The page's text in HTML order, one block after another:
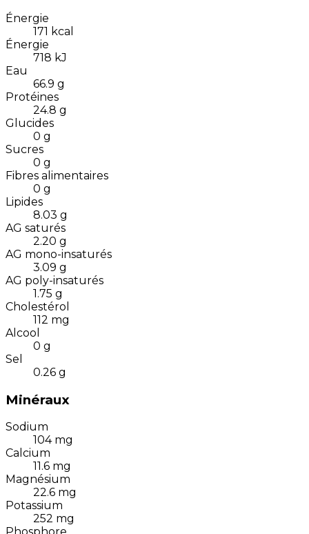
Énergie
171 kcal
Énergie
718 kJ
Eau
66.9 g
Protéines
24.8 g
Glucides
0 g
Sucres
0 g
Fibres alimentaires
0 g
Lipides
8.03 g
AG saturés
2.20 g
AG mono-insaturés
3.09 g
AG poly-insaturés
1.75 g
Cholestérol
112 mg
Alcool
0 g
Sel
0.26 g
Minéraux
Sodium
104 mg
Calcium
11.6 mg
Magnésium
22.6 mg
Potassium
252 mg